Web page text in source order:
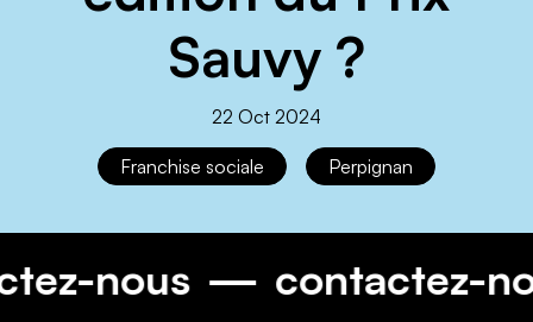
Sauvy ?
22 Oct 2024
Franchise sociale Perpignan
nous contactez-